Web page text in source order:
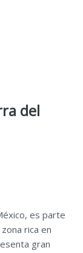
del
es parte
rica en
gran